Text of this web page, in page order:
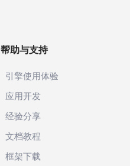
帮助与支持
引擎使用体验
应用开发
经验分享
文档教程
框架下载